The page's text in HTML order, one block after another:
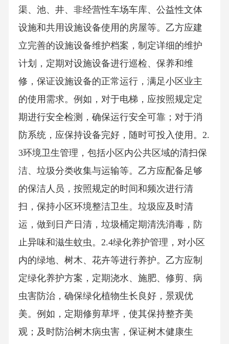
渠、池、井、非经营性车场车库、公益性文体
设施和共用设施设备使用的房屋等。乙方应建
立完善的设施设备维护档案，制定详细的维护
计划，定期对设施设备进行巡检、保养和维
修，保证设施设备的正常运行，满足小区业主
的使用需求。例如，对于电梯，应按照规定定
期进行安全检测，确保运行安全可靠；对于消
防系统，应保持设备完好，随时可投入使用。2.
3环境卫生管理，包括小区内公共区域的清扫保
洁、垃圾分类收集与运输等。乙方应配备足够
的保洁人员，按照规定的时间和频次进行清
扫，保持小区环境整洁卫生。垃圾应及时清
运，做到日产日清，垃圾桶定期清洗消毒，防
止异味和滋生蚊虫。2.4绿化养护管理，对小区
内的绿地、树木、花卉等进行养护。乙方应制
定绿化养护方案，定期浇水、施肥、修剪、病
虫害防治，确保绿化植物生长良好，景观优
美。例如，定期修剪草坪，使其保持整齐美
观；及时防治树木病虫害，保证树木健康生